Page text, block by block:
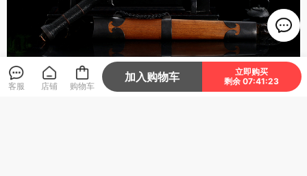
客服 店铺 购物车
加入购物车
立即购买
剩余 07:41:22